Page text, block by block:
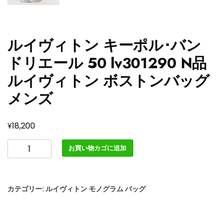
ルイヴィトン キーポル･バン
ドリエール 50 lv301290 N品
ルイヴィトン ボストンバッグ
メンズ
¥18,200
イ
ト
お買い物カゴに追加
カテゴリー: ルイヴィトン モノグラム バッグ